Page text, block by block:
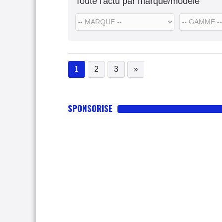
1
(current)
2 3 »
SPONSORISE